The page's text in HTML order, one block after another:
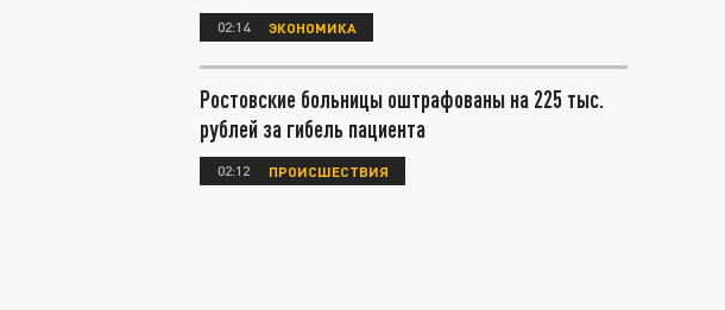
02:14 ЭКОНОМИКА
Ростовские больницы оштрафованы на 225 тыс.
рублей за гибель пациента
02:12 ПРОИСШЕСТВИЯ